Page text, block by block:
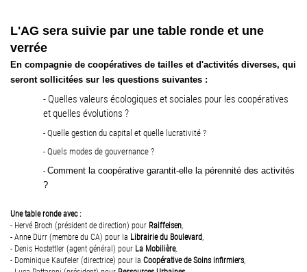
L'AG sera suivie par une table ronde et une
verrée
En compagnie de coopératives de tailles et d'activités diverses, qui
seront sollicitées sur les questions suivantes :
- Quelles valeurs écologiques et sociales pour les coopératives
et quelles évolutions ?
- Quelle gestion du capital et quelle lucrativité ?
- Quels modes de gouvernance ?
- Comment la coopérative garantit-elle la pérennité des activités
?
Une table ronde avec :
- Hervé Broch (président de direction) pour Raiffeisen
- Anne Dürr (membre du CA) pour la Librairie du Boulevard
- Denis Hostettler (agent général) pour La Mobilière,
- Dominique Kaufeler (directrice) pour la Coopérative de Soins infirmiers,